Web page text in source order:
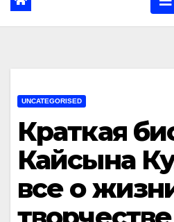
UNCATEGORISED
Краткая
Кайсына
все о